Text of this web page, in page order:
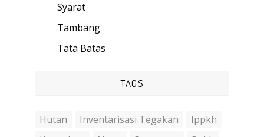
Syarat
Tambang
Tata Batas
TAGS
Hutan Inventarisasi Tegakan
Ippkh